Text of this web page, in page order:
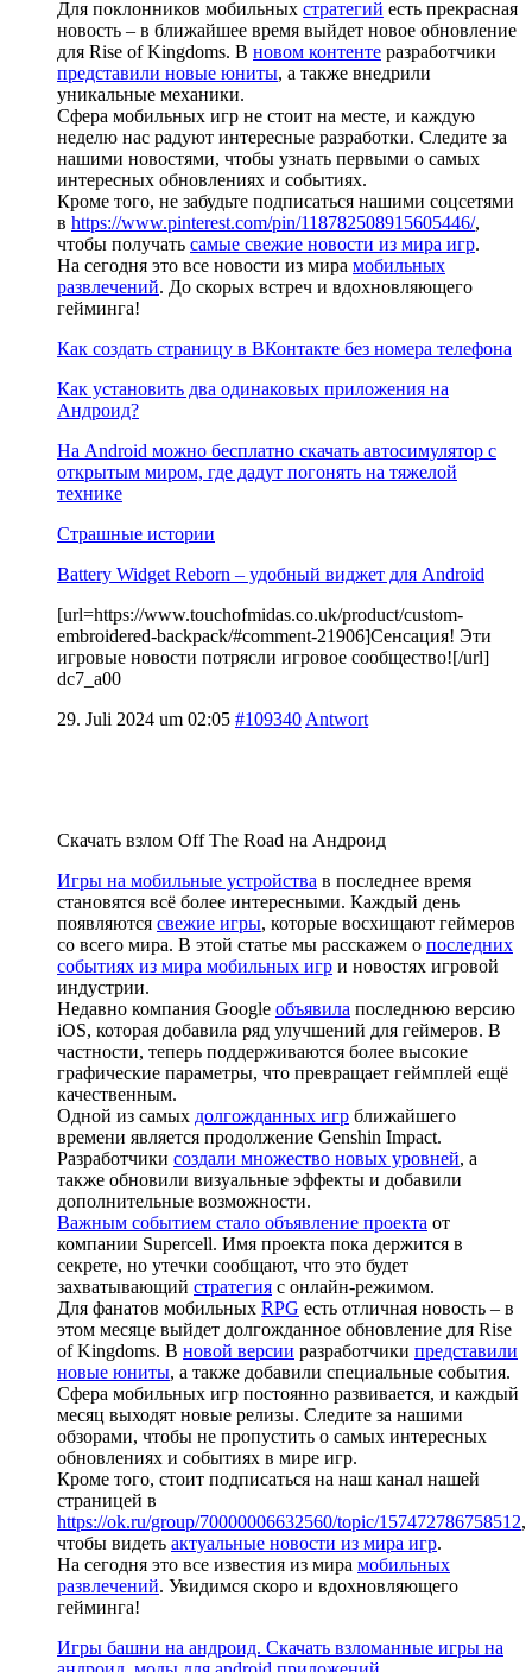
Для поклонников мобильных стратегий есть прекрасная
новость – в ближайшее время выйдет новое обновление
для Rise of Kingdoms. В новом контенте разработчики
представили новые юниты, а также внедрили
уникальные механики.
Сфера мобильных игр не стоит на месте, и каждую
неделю нас радуют интересные разработки. Следите за
нашими новостями, чтобы узнать первыми о самых
интересных обновлениях и событиях.
Кроме того, не забудьте подписаться нашими соцсетями
в https://www.pinterest.com/pin/118782508915605446/,
чтобы получать самые свежие новости из мира игр.
На сегодня это все новости из мира мобильных
развлечений. До скорых встреч и вдохновляющего
гейминга!
Как создать страницу в ВКонтакте без номера телефона
Как установить два одинаковых приложения на
Андроид?
На Android можно бесплатно скачать автосимулятор с
открытым миром, где дадут погонять на тяжелой
технике
Страшные истории
Battery Widget Reborn – удобный виджет для Android
[url=https://www.touchofmidas.co.uk/product/custom-
embroidered-backpack/#comment-21906]Сенсация! Эти
игровые новости потрясли игровое сообщество![/url]
dc7_a00
29. Juli 2024 um 02:05 #109340 Antwort
Скачать взлом Off The Road на Андроид
Игры на мобильные устройства в последнее время
становятся всё более интересными. Каждый день
появляются свежие игры, которые восхищают геймеров
со всего мира. В этой статье мы расскажем о последних
событиях из мира мобильных игр и новостях игровой
индустрии.
Недавно компания Google объявила последнюю версию
iOS, которая добавила ряд улучшений для геймеров. В
частности, теперь поддерживаются более высокие
графические параметры, что превращает геймплей ещё
качественным.
Одной из самых долгожданных игр ближайшего
времени является продолжение Genshin Impact.
Разработчики создали множество новых уровней, а
также обновили визуальные эффекты и добавили
дополнительные возможности.
Важным событием стало объявление проекта от
компании Supercell. Имя проекта пока держится в
секрете, но утечки сообщают, что это будет
захватывающий стратегия с онлайн-режимом.
Для фанатов мобильных RPG есть отличная новость – в
этом месяце выйдет долгожданное обновление для Rise
of Kingdoms. В новой версии разработчики представили
новые юниты, а также добавили специальные события.
Сфера мобильных игр постоянно развивается, и каждый
месяц выходят новые релизы. Следите за нашими
обзорами, чтобы не пропустить о самых интересных
обновлениях и событиях в мире игр.
Кроме того, стоит подписаться на наш канал нашей
страницей в
https://ok.ru/group/70000006632560/topic/157472786758512,
чтобы видеть актуальные новости из мира игр.
На сегодня это все известия из мира мобильных
развлечений. Увидимся скоро и вдохновляющего
гейминга!
Игры башни на андроид. Скачать взломанные игры на